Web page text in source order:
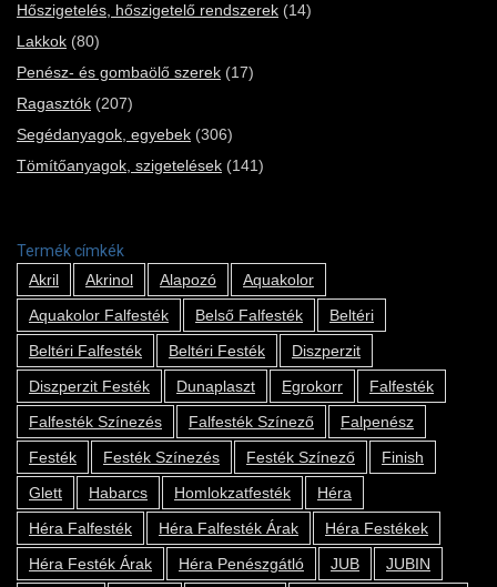
Hőszigetelés, hőszigetelő rendszerek (14)
Lakkok (80)
Penész- és gombaölő szerek (17)
Ragasztók (207)
Segédanyagok, egyebek (306)
Tömítőanyagok, szigetelések (141)
Termék címkék
Akril
Akrinol Alapozó
Aquakolor
Aquakolor Falfesték
Belső Falfesték
Beltéri
Beltéri Falfesték
Beltéri Festék
Diszperzit
Diszperzit Festék
Dunaplaszt Egrokorr
Falfesték
Falfesték Színezés
Falfesték Színező
Falpenész
Festék
Festék Színezés Festék Színező
Finish
Glett
Habarcs Homlokzatfesték
Héra
Héra Falfesték
Héra Falfesték Árak
Héra Festékek
Héra Festék Árak
Héra Penészgátló JUB
JUBIN